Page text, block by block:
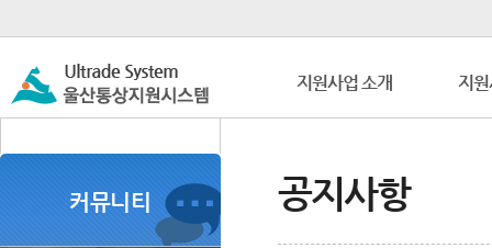
지원사업 소개 지
커뮤니티 공지사항